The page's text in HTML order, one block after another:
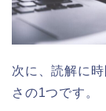
次に、読解に
さの1つです。